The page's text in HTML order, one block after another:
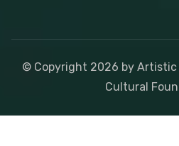
© Copyright 2026 by Artistic
Cultural